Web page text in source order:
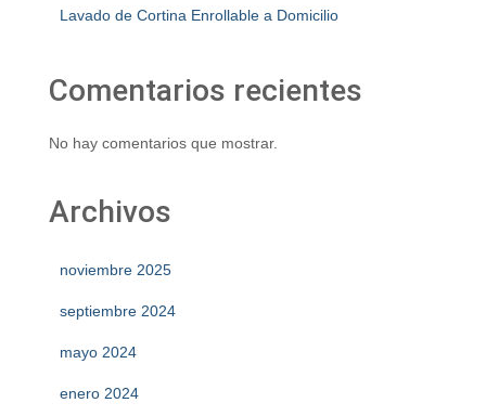
Lavado de Cortina Enrollable a Domicilio
Comentarios recientes
No hay comentarios que mostrar.
Archivos
noviembre 2025
septiembre 2024
mayo 2024
enero 2024